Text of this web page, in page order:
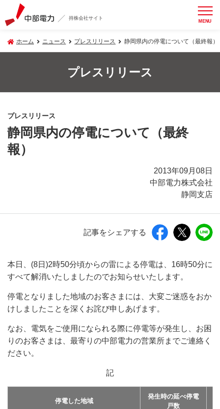
持株会社サイト MENU
ホーム ニュース プレスリリース 静岡県内の停電について（最終報）
プレスリリース
プレスリリース
静岡県内の停電について（最終
報）
2013年09月08日
中部電力株式会社
静岡支店
記事をシェアする
本日、(8日)2時50分頃からの雷による停電は、16時50分に
すべて解消いたしましたのでお知らせいたします。
停電となりました地域のお客さまには、大変ご迷惑をおか
けしましたことを深くお詫び申しあげます。
なお、電気をご使用になられる際に停電等が発生し、お困
りのお客さまは、最寄りの中部電力の営業所までご連絡く
ださい。
記
停電した地域
発生時の延べ停電
戸数